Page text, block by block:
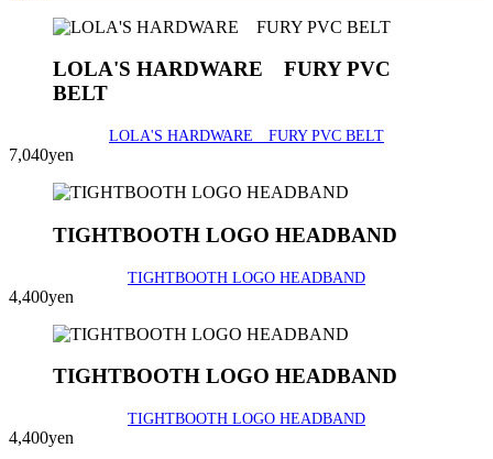
LOLA'S HARDWARE FURY PVC
BELT
LOLA'S HARDWARE FURY PVC BELT
7,040yen
TIGHTBOOTH LOGO HEADBAND
TIGHTBOOTH LOGO HEADBAND
4,400yen
TIGHTBOOTH LOGO HEADBAND
TIGHTBOOTH LOGO HEADBAND
4,400yen